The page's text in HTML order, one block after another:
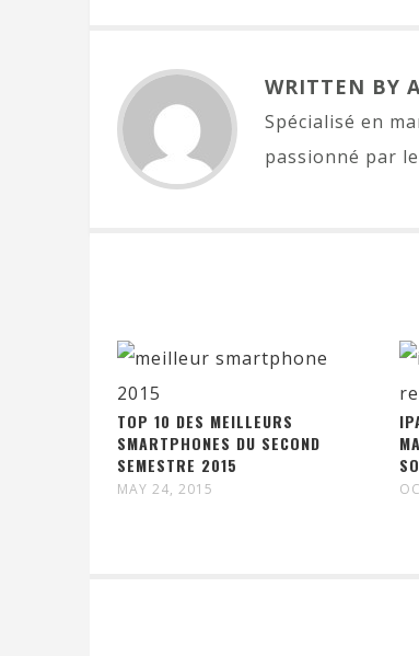
WRITTEN BY
Spécialisé en
passionné par
TOP 10 DES MEILLEURS
SMARTPHONES DU SECOND
SEMESTRE 2015
MAY 24, 2015